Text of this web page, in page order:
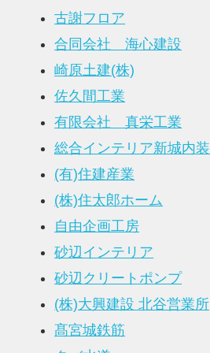
古謝フロア
合同会社 海心建設
崎原土建(株)
佐久間工業
有限会社 真栄工業
総合インテリア新城内装
(有)住建産業
(株)住太郎ホーム
自由企画工房
砂辺インテリア
砂辺クリートポンプ
(株)大興建設 北谷営業所
髙宮城鉄筋